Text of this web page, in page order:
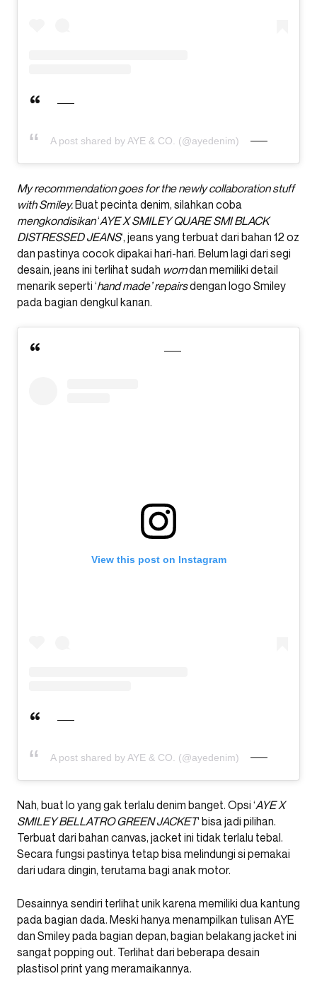
A post shared by AYE & CO. (@ayedenim)
My recommendation goes for the newly collaboration stuff
with Smiley.Buat pecinta denim, silahkan coba
mengkondisikan‘AYE X SMILEY QUARE SMI BLACK
DISTRESSED JEANS‘, jeans yang terbuat dari bahan 12 oz
dan pastinya cocok dipakai hari-hari. Belum lagi dari segi
desain, jeans ini terlihat sudah worndan memiliki detail
menarik seperti ‘hand made’ repairsdengan logo Smiley
pada bagian dengkul kanan.
View this post on Instagram
A post shared by AYE & CO. (@ayedenim)
Nah, buat lo yang gak terlalu denim banget. Opsi ‘AYE X
SMILEY BELLATRO GREEN JACKET‘ bisa jadi pilihan.
Terbuat dari bahan canvas, jacket ini tidak terlalu tebal.
Secara fungsi pastinya tetap bisa melindungi si pemakai
dari udara dingin, terutama bagi anak motor.
Desainnya sendiri terlihat unik karena memiliki dua kantung
pada bagian dada. Meski hanya menampilkan tulisan AYE
dan Smiley pada bagian depan, bagian belakang jacket ini
sangat popping out. Terlihat dari beberapa desain
plastisol print yang meramaikannya.